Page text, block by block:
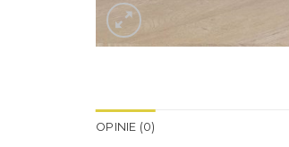
OPINIE (0)